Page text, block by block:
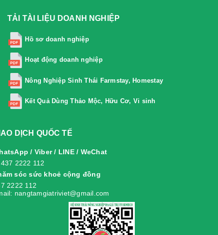
TẢI TÀI LIỆU DOANH NGHIỆP
Hồ sơ doanh nghiệp
Hoạt động doanh nghiệp
Nông Nghiệp Sinh Thái Farmstay, Homestay
Kết Quả Dùng Thảo Mộc, Hữu Cơ, Vi sinh
DỊCH QUỐC TẾ
/ Viber / LINE / WeChat
2222 112
sóc sức khoẻ cộng đồng
2222 112
nangtamgiatriviet@gmail.com